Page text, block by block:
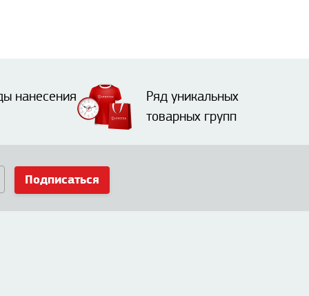
нанесения
Ряд уникальных
товарных групп
Подписаться